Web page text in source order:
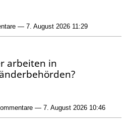
— 7. August 2026 11:29
arbeiten in
— 7. August 2026 10:46